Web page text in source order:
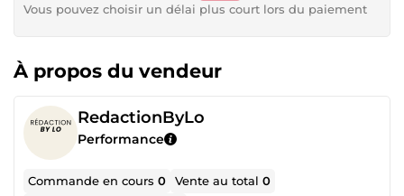
Vous pouvez choisir un délai plus court lors du paiement
À propos du vendeur
RedactionByLo
Performance
Commande en cours0 Vente au total0